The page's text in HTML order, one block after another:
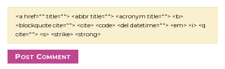
<a href="" title=""> <abbr title=""> <acronym title=""> <b>
<blockquote cite=""> <cite> <code> <del datetime=""> <em> <i> <q
cite=""> <s> <strike> <strong>